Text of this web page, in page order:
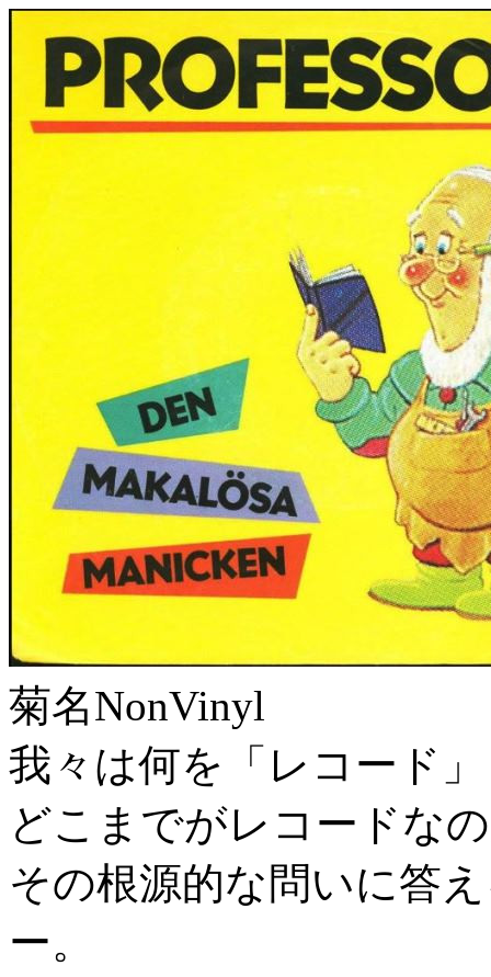
菊名NonVinyl
我々は何を「レコード
どこまでがレコードな
その根源的な問いに答
ー。